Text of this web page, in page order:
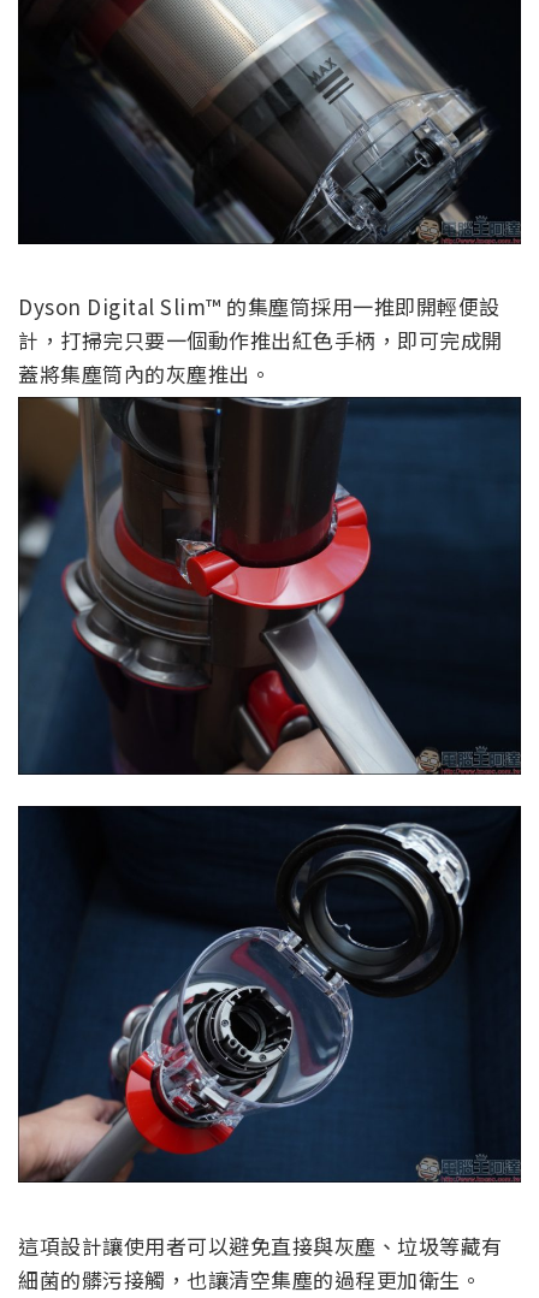
Dyson Digital Slim™ 的集塵筒採用一推即開輕便設
計，打掃完只要一個動作推出紅色手柄，即可完成開
蓋將集塵筒內的灰塵推出。
這項設計讓使用者可以避免直接與灰塵、垃圾等藏有
細菌的髒污接觸，也讓清空集塵的過程更加衛生。